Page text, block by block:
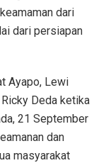
dari
dari persiapan
Ayapo, Lewi
Deda ketika
21 September
dan
masyarakat